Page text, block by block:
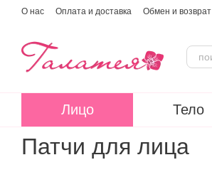
Перейти к основному контенту
О нас Оплата и доставка Обмен и возврат
Лицо Тело
Патчи для лица